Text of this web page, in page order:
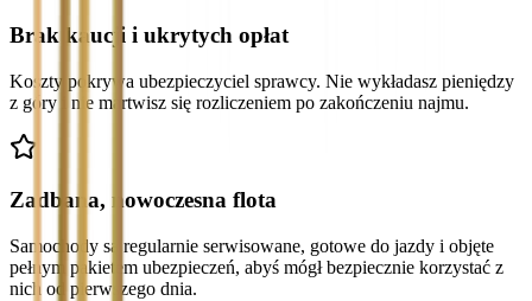
Brak kaucji i ukrytych opłat
Koszty pokrywa ubezpieczyciel sprawcy. Nie wykładasz pieniędzy
z góry i nie martwisz się rozliczeniem po zakończeniu najmu.
Zadbana, nowoczesna flota
Samochody są regularnie serwisowane, gotowe do jazdy i objęte
pełnym pakietem ubezpieczeń, abyś mógł bezpiecznie korzystać z
nich od pierwszego dnia.